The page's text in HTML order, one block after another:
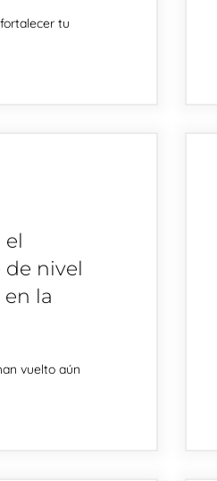
tu
el
nivel
la
vuelto aún